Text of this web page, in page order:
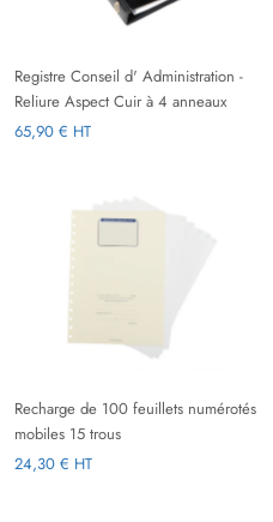
Registre Conseil d' Administration -
Reliure Aspect Cuir à 4 anneaux
65,90 € HT
Recharge de 100 feuillets numérotés
mobiles 15 trous
24,30 € HT